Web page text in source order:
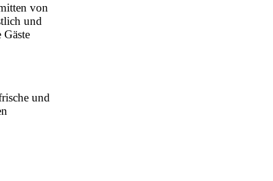
von
und
und